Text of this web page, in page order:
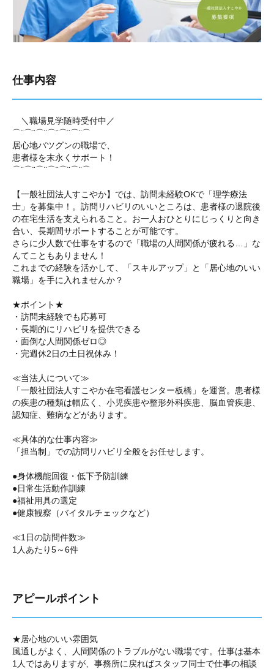
仕事内容
＼職場見学随時受付中／
⌒¨⌒¨⌒¨⌒¨⌒¨⌒¨⌒
居心地バツグンの職場で、
患者様を末永くサポート！
⌒¨⌒¨⌒¨⌒¨⌒¨⌒¨⌒
【一般社団法人すこやか】では、訪問未経験OKで「理学療法
士」を募集中！。訪問リハビリのいいところは、患者様の退院後
の在宅生活を支えられること。お一人おひとりにじっくりと向き
合い、長期間サポートすることが可能です。
さらに少人数で仕事をするので「職場の人間関係が疲れる…」な
んてこともありません！
これまでの経験を活かして、「スキルアップ」と「居心地のいい
職場」を手に入れませんか？
★ポイント★
・訪問未経験でも応募可
・長期的にリハビリを提供できる
・面倒な人間関係ゼロ◎
・完週休2日の土日祝休み！
≪当法人について≫
「一般社団法人すこやか在宅看護センター板橋」を運営。患者様
の疾患の種類は幅広く、小児疾患や整形外科疾患、脳血管疾患、
認知症、難病などがあります。
≪具体的な仕事内容≫
「担当制」での訪問リハビリ全般をお任せします。
●身体機能回復・低下予防訓練
●日常生活動作訓練
●福祉用具の選定
●健康観察（バイタルチェックなど）
≪1日の訪問件数≫
1人あたり5～6件
アピールポイント
★居心地のいい雰囲気
風通しがよく、人間関係のトラブルがない職場です。仕事は基本
1人ではありますが、事務所に戻ればスタッフ同士で仕事の相談